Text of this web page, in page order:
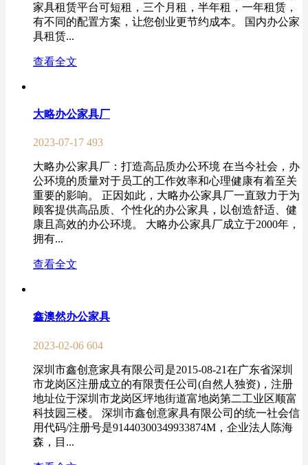
家具租赁平台可短租，三个月租，半年租，一年租赁，
有不同的配置方案，让您创业更节约成本。 国内办公家
具租赁...
查看全文
大略办公家具厂
2023-07-17 493
大略办公家具厂：打造高品质办公环境 在当今社会，办
公环境的质量对于员工的工作效率和心理健康有着至关
重要的影响。 正因如此，大略办公家具厂一直致力于为
顾客提供高品质、个性化的办公家具，以创造舒适、健
康且高效的办公环境。 大略办公家具厂成立于2000年，
拥有...
查看全文
鑫澳然办公家具
2023-02-06 604
深圳市鑫创意家具有限公司是2015-08-21在广东省深圳
市龙岗区注册成立的有限责任公司(自然人独资)，注册
地址位于深圳市龙岗区坪地街道富地岗第二工业区顺富
科技园三楼。 深圳市鑫创意家具有限公司的统一社会信
用代码/注册号是91440300349933874M，企业法人陈海
森，目...